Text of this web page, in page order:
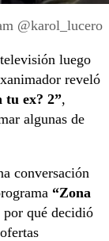
@karol_lucero
luego
reveló
tu ex? 2”,
algunas de
conversación
“Zona
qué decidió